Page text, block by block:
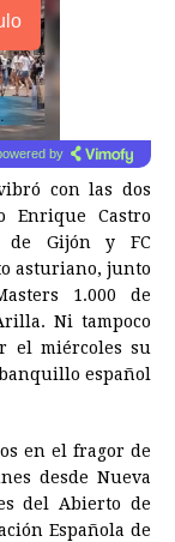
by
con las dos
Enrique Castro
de Gijón y FC
asturiano, junto
1.000 de
Ni tampoco
el miércoles su
español
en el fragor de
desde Nueva
del Abierto de
Española de